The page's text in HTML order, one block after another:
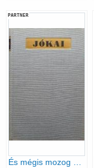
PARTNER
És mégis mozog a Föld (Eppur si muove!)